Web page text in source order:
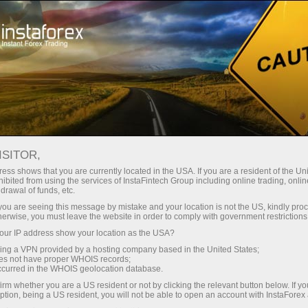
InstaForex билан сиз ҳақиқатан
эга бўласиз: 1:5000 гача кредит
елкаси, бозордаги энг яхши
спред ва комиссиялардан бири,
шунингдек акциялар ва
индекслар билан савдо қилиш
учун қулай шартлар.
Кичик
Ҳар бир депозит учун
30% бонус
Савдода
ва трассада тезлик
shows that you are currently located in the USA. If you are a resident of the
from using the services of InstaFintech Group including online trading,
of funds, etc.
are seeing this message by mistake and your location is not the US, kindly
you must leave the website in order to comply with government
IP address show your location as the USA?
a VPN provided by a hosting company based in the United States;
not have proper WHOIS records;
in the WHOIS geolocation database.
whether you are a US resident or not by clicking the relevant button below. If
being a US resident, you will not be able to open an account with InstaForex